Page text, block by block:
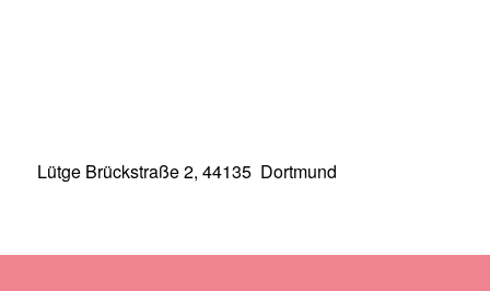
Lütge Brückstraße 2, 44135 Dortmund